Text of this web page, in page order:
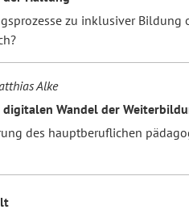
zu inklusiver Bildung
Alke
Wandel der
des hauptberuflichen